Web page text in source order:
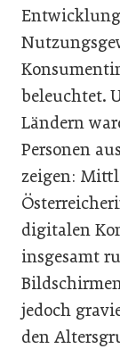
beleuchtet.
Ländern
Personen
zeigen:
digitalen
insgesamt
jedoch
den